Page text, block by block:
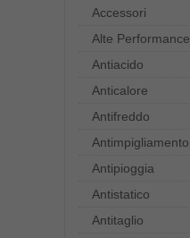
Accessori
Alte Performance
Antiacido
Anticalore
Antifreddo
Antimpigliamento
Antipioggia
Antistatico
Antitaglio